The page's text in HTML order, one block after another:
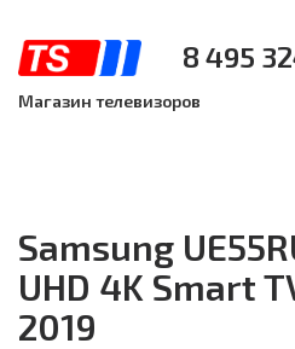
8 495
Магазин телевизоров
Samsung
UHD 4K Smart
2019